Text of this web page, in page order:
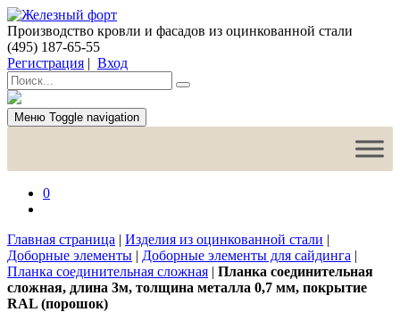
Производство кровли и фасадов из оцинкованной стали
(495) 187-65-55
Регистрация | Вход
Меню Toggle navigation
0
Главная страница | Изделия из оцинкованной стали |
Доборные элементы | Доборные элементы для сайдинга |
Планка соединительная сложная | Планка соединительная
сложная, длина 3м, толщина металла 0,7 мм, покрытие
RAL (порошок)